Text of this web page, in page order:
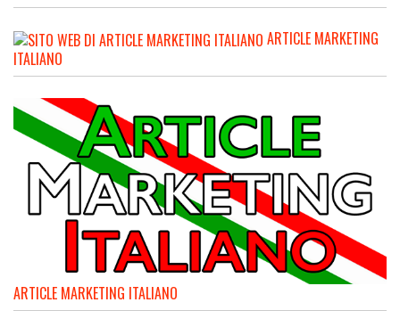
ARTICLE MARKETING
ITALIANO
ARTICLE MARKETING ITALIANO